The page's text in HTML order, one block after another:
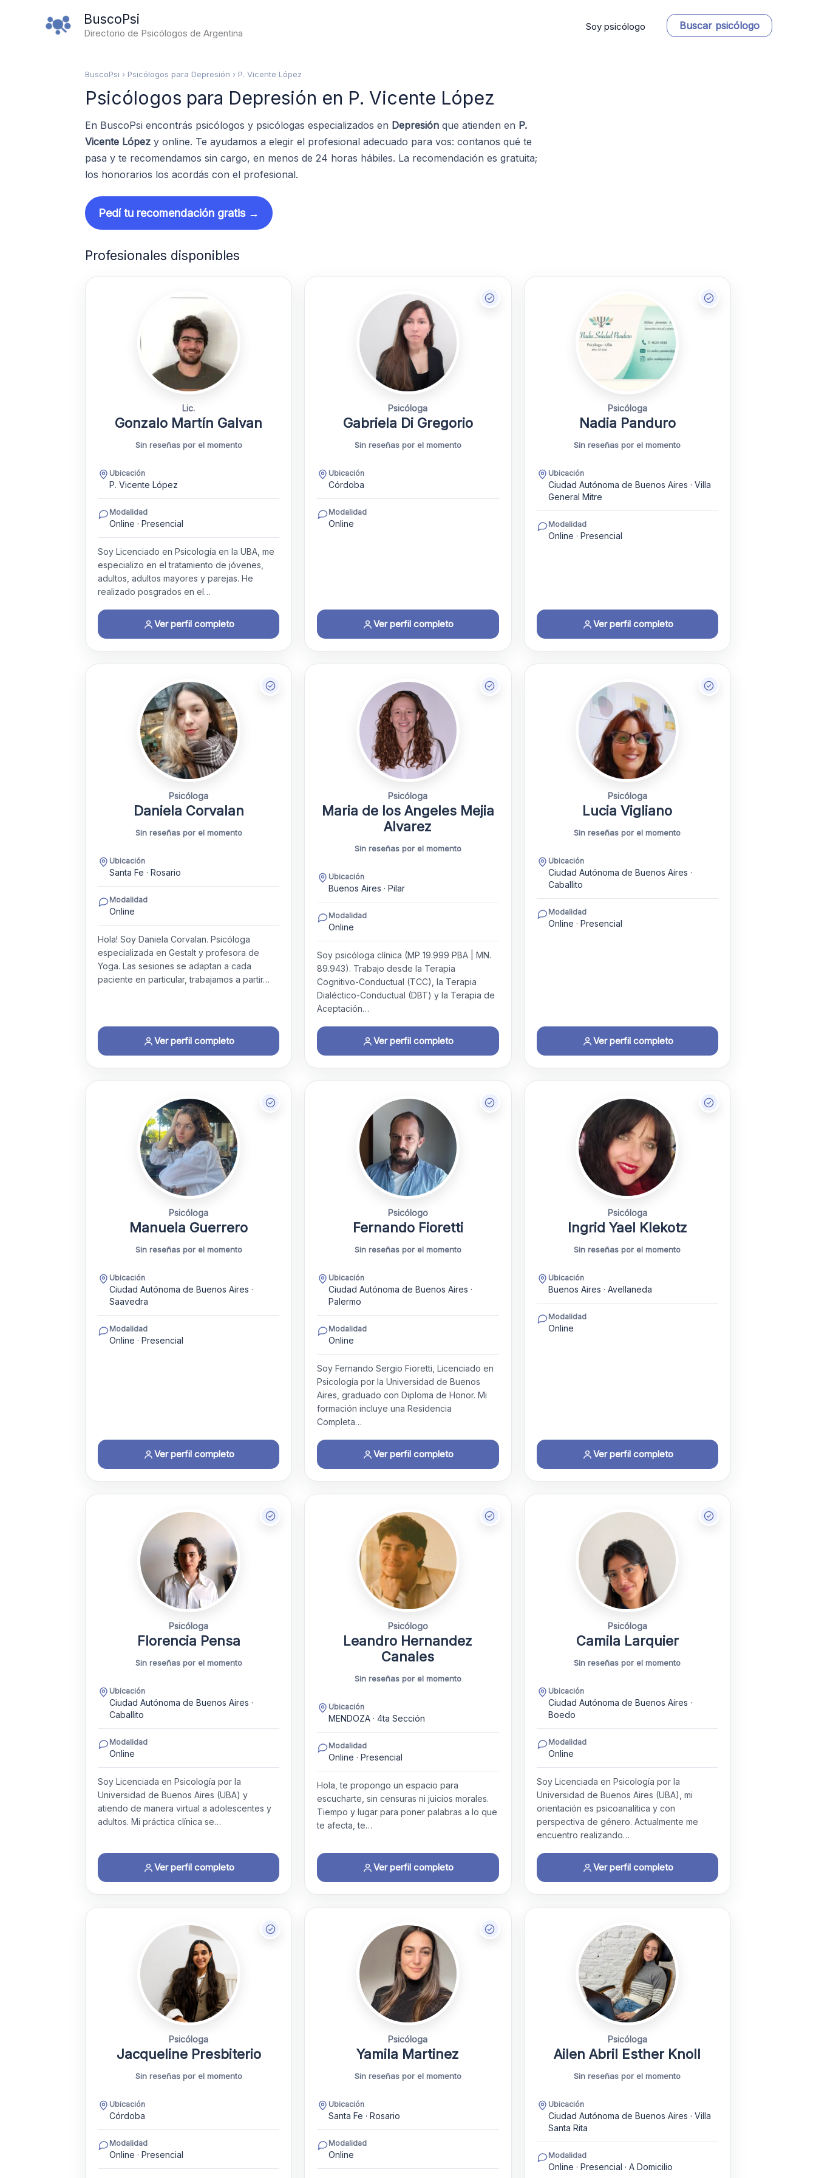
BuscoPsi
Directorio de Psicólogos de Argentina
Soy psicólogo Buscar psicólogo
BuscoPsi › Psicólogos para Depresión › P. Vicente López
Psicólogos para Depresión en P. Vicente López
En BuscoPsi encontrás psicólogos y psicólogas especializados en Depresión que atienden en P.
Vicente López y online. Te ayudamos a elegir el profesional adecuado para vos: contanos qué te
pasa y te recomendamos sin cargo, en menos de 24 horas hábiles. La recomendación es gratuita;
los honorarios los acordás con el profesional.
Pedí tu recomendación gratis →
Profesionales disponibles
Lic.
Gonzalo Martín Galvan
Sin reseñas por el momento
Ubicación
P. Vicente López
Modalidad
Online · Presencial
Soy Licenciado en Psicología en la UBA, me
especializo en el tratamiento de jóvenes,
adultos, adultos mayores y parejas. He
realizado posgrados en el…
Ver perfil completo
Psicóloga
Gabriela Di Gregorio
Sin reseñas por el momento
Ubicación
Córdoba
Modalidad
Online
Ver perfil completo
Psicóloga
Nadia Panduro
Sin reseñas por el momento
Ubicación
Ciudad Autónoma de Buenos Aires · Villa
General Mitre
Modalidad
Online · Presencial
Ver perfil completo
Psicóloga
Daniela Corvalan
Sin reseñas por el momento
Ubicación
Santa Fe · Rosario
Modalidad
Online
Hola! Soy Daniela Corvalan. Psicóloga
especializada en Gestalt y profesora de
Yoga. Las sesiones se adaptan a cada
paciente en particular, trabajamos a partir…
Ver perfil completo
Psicóloga
Maria de los Angeles Mejia
Alvarez
Sin reseñas por el momento
Ubicación
Buenos Aires · Pilar
Modalidad
Online
Soy psicóloga clínica (MP 19.999 PBA | MN.
89.943). Trabajo desde la Terapia
Cognitivo-Conductual (TCC), la Terapia
Dialéctico-Conductual (DBT) y la Terapia de
Aceptación…
Ver perfil completo
Psicóloga
Lucia Vigliano
Sin reseñas por el momento
Ubicación
Ciudad Autónoma de Buenos Aires ·
Caballito
Modalidad
Online · Presencial
Ver perfil completo
Psicóloga
Manuela Guerrero
Sin reseñas por el momento
Ubicación
Ciudad Autónoma de Buenos Aires ·
Saavedra
Modalidad
Online · Presencial
Ver perfil completo
Psicólogo
Fernando Fioretti
Sin reseñas por el momento
Ubicación
Ciudad Autónoma de Buenos Aires ·
Palermo
Modalidad
Online
Soy Fernando Sergio Fioretti, Licenciado en
Psicología por la Universidad de Buenos
Aires, graduado con Diploma de Honor. Mi
formación incluye una Residencia
Completa…
Ver perfil completo
Psicóloga
Ingrid Yael Klekotz
Sin reseñas por el momento
Ubicación
Buenos Aires · Avellaneda
Modalidad
Online
Ver perfil completo
Psicóloga
Florencia Pensa
Sin reseñas por el momento
Ubicación
Ciudad Autónoma de Buenos Aires ·
Caballito
Modalidad
Online
Soy Licenciada en Psicología por la
Universidad de Buenos Aires (UBA) y
atiendo de manera virtual a adolescentes y
adultos. Mi práctica clínica se…
Ver perfil completo
Psicólogo
Leandro Hernandez
Canales
Sin reseñas por el momento
Ubicación
MENDOZA · 4ta Sección
Modalidad
Online · Presencial
Hola, te propongo un espacio para
escucharte, sin censuras ni juicios morales.
Tiempo y lugar para poner palabras a lo que
te afecta, te…
Ver perfil completo
Psicóloga
Camila Larquier
Sin reseñas por el momento
Ubicación
Ciudad Autónoma de Buenos Aires ·
Boedo
Modalidad
Online
Soy Licenciada en Psicología por la
Universidad de Buenos Aires (UBA), mi
orientación es psicoanalítica y con
perspectiva de género. Actualmente me
encuentro realizando…
Ver perfil completo
Psicóloga
Jacqueline Presbiterio
Sin reseñas por el momento
Ubicación
Córdoba
Modalidad
Online · Presencial
Psicóloga
Yamila Martinez
Sin reseñas por el momento
Ubicación
Santa Fe · Rosario
Modalidad
Online
Psicóloga
Ailen Abril Esther Knoll
Sin reseñas por el momento
Ubicación
Ciudad Autónoma de Buenos Aires · Villa
Santa Rita
Modalidad
Online · Presencial · A Domicilio